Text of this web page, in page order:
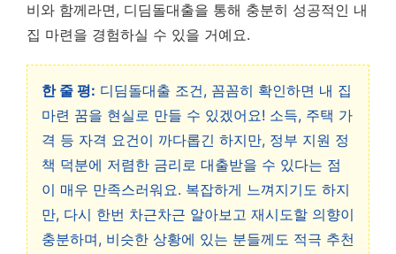
비와 함께라면, 디딤돌대출을 통해 충분히 성공적인 내
집 마련을 경험하실 수 있을 거예요.
한 줄 평: 디딤돌대출 조건, 꼼꼼히 확인하면 내 집
마련 꿈을 현실로 만들 수 있겠어요! 소득, 주택 가
격 등 자격 요건이 까다롭긴 하지만, 정부 지원 정
책 덕분에 저렴한 금리로 대출받을 수 있다는 점
이 매우 만족스러워요. 복잡하게 느껴지기도 하지
만, 다시 한번 차근차근 알아보고 재시도할 의향이
충분하며, 비슷한 상황에 있는 분들께도 적극 추천